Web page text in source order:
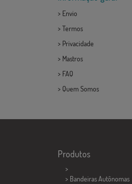
> Envio
> Termos
> Privacidade
> Mastros
> FAQ
> Quem Somos
Produtos
>
> Bandeiras Autônomas